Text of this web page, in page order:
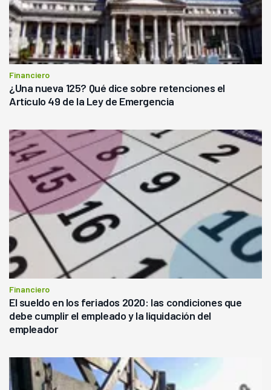
Financiero
¿Una nueva 125? Qué dice sobre retenciones el
Artículo 49 de la Ley de Emergencia
Financiero
El sueldo en los feriados 2020: las condiciones que
debe cumplir el empleado y la liquidación del
empleador